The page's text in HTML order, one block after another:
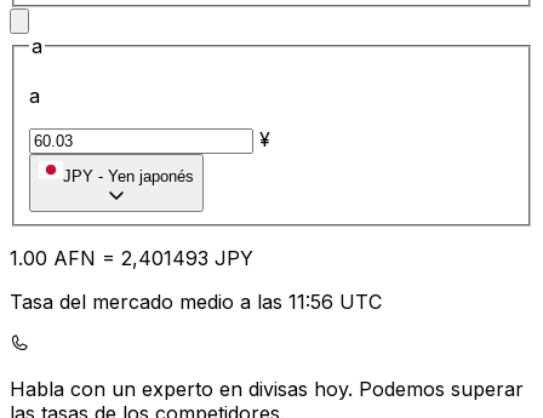
a
a
¥
JPY - Yen japonés
1.00 AFN = 2,401493 JPY
Tasa del mercado medio a las 11:56 UTC
Habla con un experto en divisas hoy. Podemos superar